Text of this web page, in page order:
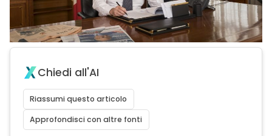
Chiedi all'AI
Riassumi questo articolo
Approfondisci con altre fonti